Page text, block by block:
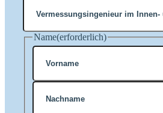
Name(erforderlich)
Vorname